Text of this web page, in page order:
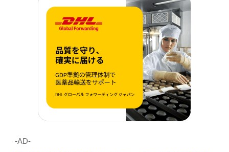
‐AD‐